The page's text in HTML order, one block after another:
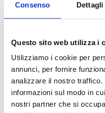
Consenso Dettagli
Questo sito web utilizza i
Utilizziamo i cookie per
annunci, per fornire
analizzare il nostro traffico.
informazioni sul modo in
nostri partner che si
MGA
Nel 2022, i
MGA, MGU
di...
15 Giugno 2023